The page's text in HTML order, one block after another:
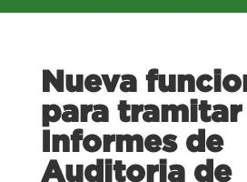
Nueva
para tramitar
Informes de
Auditoria de